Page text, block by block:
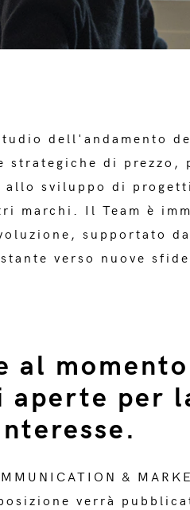
dell'andamento
strategiche di prezzo,
allo sviluppo di
marchi. Il Team è
supportato
verso nuove
al
aperte per
&
verrà